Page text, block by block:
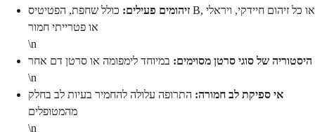
זיהומים פעילים: כולל שחפת, הפטיטיס B, או כל זיהום חיידקי, ויראלי
או פטרייתי חמור
\n
היסטוריה של סוגי סרטן מסוימים: במיוחד לימפומה או סרטן דם אחר
\n
אי ספיקת לב חמורה: התרופה עלולה להחמיר בעיות לב בחלק
מהמטופלים
\n